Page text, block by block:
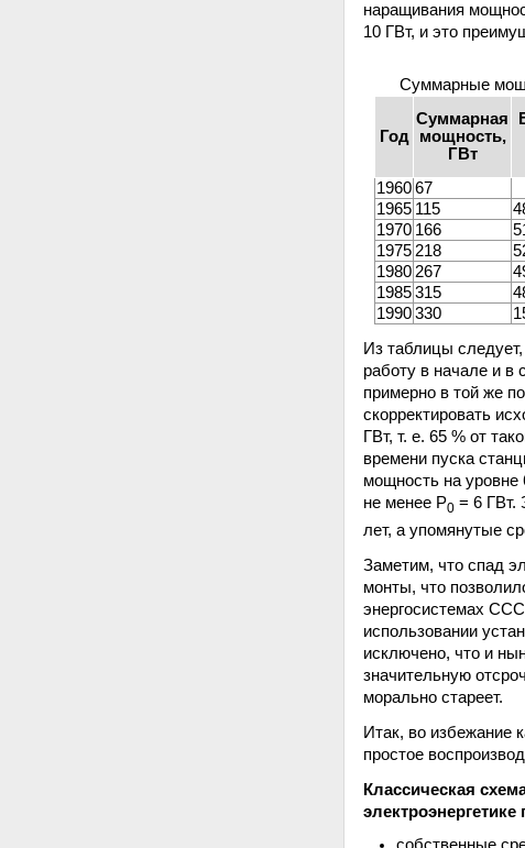
наращивания
10 ГВт, и это
Суммарные
Год
Суммарная
мощность,
ГВт
196067
1965 115
1970 166
1975 218
1980 267
1985315
1990330
Из таблицы
работу в начале и в
примерно в той же
скорректировать
ГВт, т. е. 65 % от
времени пуска
мощность на уровне
не менее Р0 = 6 ГВт.
лет, а упомянутые
Заметим, что спад
монты, что
энергосистемах
использовании
исключено, что и
значительную
морально стареет.
Итак, во избежание
простое
Классическая